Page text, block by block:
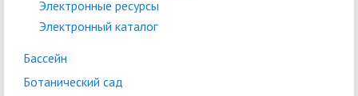
Электронные ресурсы
Электронный каталог
Бассейн
Ботанический сад